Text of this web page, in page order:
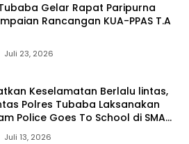
Tubaba Gelar Rapat Paripurna
Rancangan KUA-PPAS T.A
Juli 23, 2026
Keselamatan Berlalu lintas,
Polres Tubaba Laksanakan
Police Goes To School di SMAN
Juli 13, 2026